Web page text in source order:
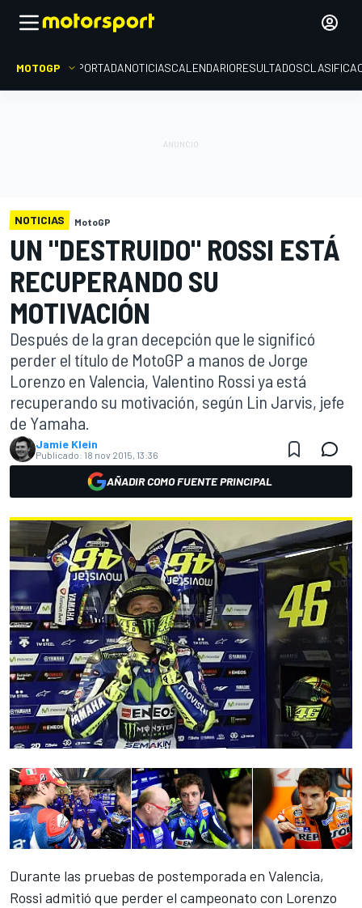
MOTOGP PORTADANOTICIASCALENDARIORESULTADOS
NOTICIAS MotoGP
UN "DESTRUIDO" ROSSI ESTÁ
RECUPERANDO SU
MOTIVACIÓN
Después de la gran decepción que le significó
perder el título de MotoGP a manos de Jorge
Lorenzo en Valencia, Valentino Rossi ya está
recuperando su motivación, según Lin Jarvis, jefe
de Yamaha.
Jamie Klein
Publicado: 18 nov 2015, 13:36
AÑADIR COMO FUENTE PRINCIPAL
Durante las pruebas de postemporada en Valencia,
Rossi admitió que perder el campeonato con Lorenzo